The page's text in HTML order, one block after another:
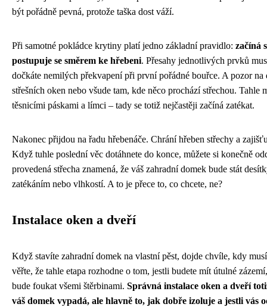
být pořádně pevná, protože taška dost váží.
Při samotné pokládce krytiny platí jedno základní pravidlo: začíná
postupuje se směrem ke hřebeni. Přesahy jednotlivých prvků
dočkáte nemilých překvapení při první pořádné bouřce. A pozor
střešních oken nebo všude tam, kde něco prochází střechou. Tahle
těsnicími páskami a límci – tady se totiž nejčastěji začíná zatékat.
Nakonec přijdou na řadu hřebenáče. Chrání hřeben střechy a
Když tuhle poslední věc dotáhnete do konce, můžete si konečně
provedená střecha znamená, že váš zahradní domek bude stát
zatékáním nebo vlhkostí. A to je přece to, co chcete, ne?
Instalace oken a dveří
Když stavíte zahradní domek na vlastní pěst, dojde chvíle, kdy
věřte, že tahle etapa rozhodne o tom, jestli budete mít útulné
bude foukat všemi štěrbinami. Správná instalace oken a dveří
váš domek vypadá, ale hlavně to, jak dobře izoluje a jestli vás